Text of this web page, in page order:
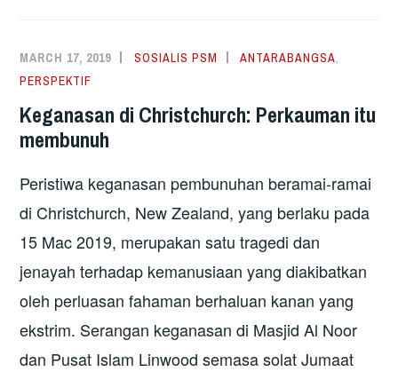
BOLEH
USAHA
19
MARCH 17, 2019 SOSIALIS PSM ANTARABANGSA,
PERSPEKTIF
Keganasan di Christchurch: Perkauman itu
membunuh
Peristiwa keganasan pembunuhan beramai-ramai
di Christchurch, New Zealand, yang berlaku pada
15 Mac 2019, merupakan satu tragedi dan
jenayah terhadap kemanusiaan yang diakibatkan
oleh perluasan fahaman berhaluan kanan yang
ekstrim. Serangan keganasan di Masjid Al Noor
dan Pusat Islam Linwood semasa solat Jumaat